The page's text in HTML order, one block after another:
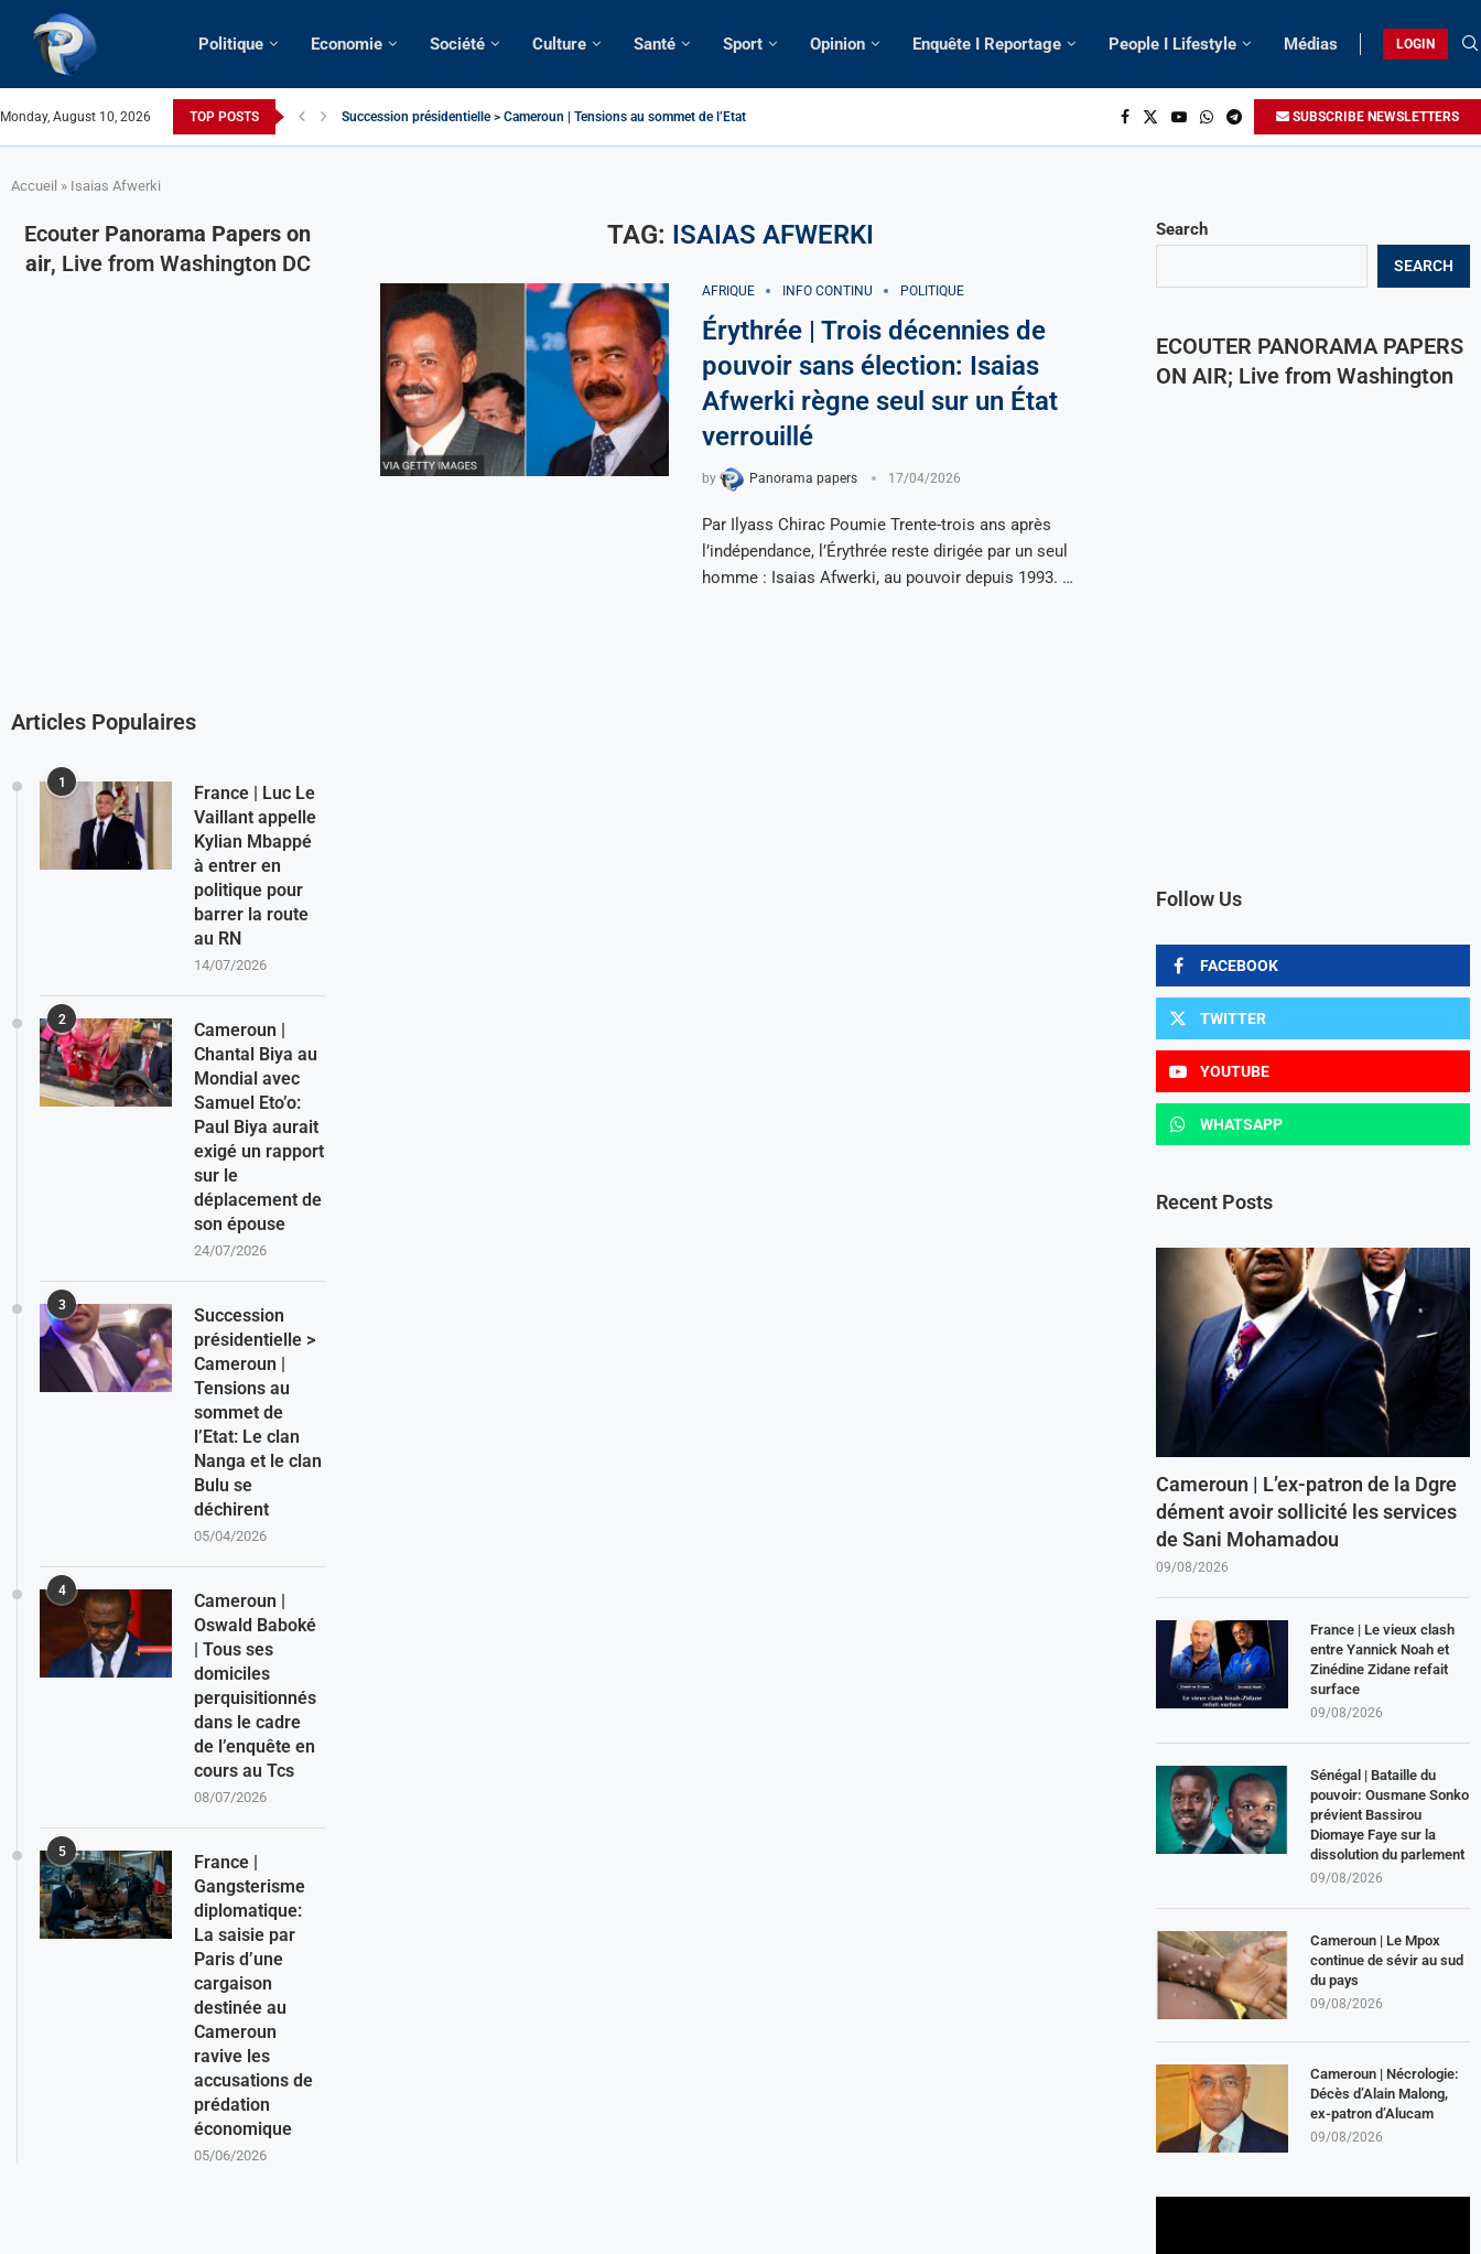
Politique Economie Société Culture Santé Sport Opinion Enquête I Reportage People I Lifestyle Médias LOGIN
Monday, August 10, 2026 TOP POSTS Succession présidentielle > Cameroun | Tensions au sommet de l’Etat: Le... SUBSCRIBE NEWSLETTERS
Accueil » Isaias Afwerki
TAG: ISAIAS AFWERKI
AFRIQUE INFO CONTINU POLITIQUE
Érythrée | Trois décennies de
pouvoir sans élection: Isaias
Afwerki règne seul sur un État
verrouillé
by Panorama papers 17/04/2026
Par Ilyass Chirac Poumie Trente-trois ans après
l’indépendance, l’Érythrée reste dirigée par un seul
homme : Isaias Afwerki, au pouvoir depuis 1993. …
Search
SEARCH
ECOUTER PANORAMA PAPERS
ON AIR; Live from Washington
Follow Us
FACEBOOK
TWITTER
YOUTUBE
WHATSAPP
Recent Posts
Cameroun | L’ex-patron de la Dgre
dément avoir sollicité les services
de Sani Mohamadou
09/08/2026
France | Le vieux clash
entre Yannick Noah et
Zinédine Zidane refait
surface
09/08/2026
Sénégal | Bataille du
pouvoir: Ousmane Sonko
prévient Bassirou
Diomaye Faye sur la
dissolution du parlement
09/08/2026
Cameroun | Le Mpox
continue de sévir au sud
du pays
09/08/2026
Cameroun | Nécrologie:
Décès d’Alain Malong,
ex-patron d’Alucam
09/08/2026
Ecouter Panorama Papers on
air, Live from Washington DC
Articles Populaires
1
France | Luc Le
Vaillant appelle
Kylian Mbappé
à entrer en
politique pour
barrer la route
au RN
14/07/2026
2
Cameroun |
Chantal Biya au
Mondial avec
Samuel Eto’o:
Paul Biya aurait
exigé un rapport
sur le
déplacement de
son épouse
24/07/2026
3
Succession
présidentielle >
Cameroun |
Tensions au
sommet de
l’Etat: Le clan
Nanga et le clan
Bulu se
déchirent
05/04/2026
4
Cameroun |
Oswald Baboké
| Tous ses
domiciles
perquisitionnés
dans le cadre
de l’enquête en
cours au Tcs
08/07/2026
5
France |
Gangsterisme
diplomatique:
La saisie par
Paris d’une
cargaison
destinée au
Cameroun
ravive les
accusations de
prédation
économique
05/06/2026